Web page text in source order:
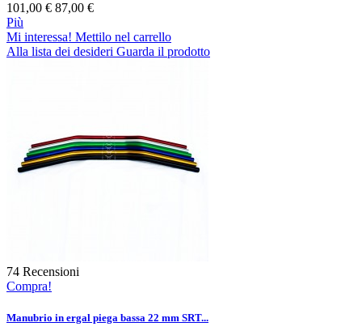
101,00 € 87,00 €
Più
Mi interessa! Mettilo nel carrello
Alla lista dei desideri Guarda il prodotto
74 Recensioni
Compra!
Manubrio in ergal piega bassa 22 mm SRT...